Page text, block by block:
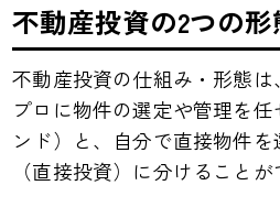
不動産投資の2つの形
不動産投資の仕組み・形態
プロに物件の選定や管理を
ンド）と、自分で直接物件
（直接投資）に分けることが